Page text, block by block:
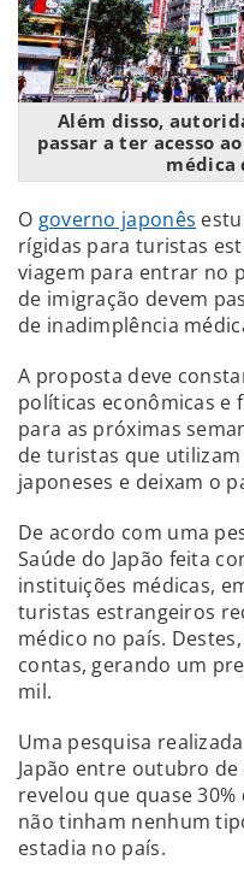
Além disso,
passar a ter acesso
médica
O governo japonês
rígidas para turistas
viagem para entrar no
de imigração devem
de inadimplência
A proposta deve
políticas econômicas e
para as próximas
de turistas que
japoneses e deixam o
De acordo com uma
Saúde do Japão feita
instituições médicas,
turistas estrangeiros
médico no país.
contas, gerando um
mil.
Uma pesquisa
Japão entre outubro
revelou que quase
não tinham nenhum
estadia no país.